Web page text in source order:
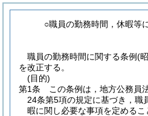
○職員の勤務時間，休暇等
職員の勤務時間に関する条例(
を改正する。
(目的)
第1条
この条例は，地方公務員
24条第5項の規定に基づき，職
暇に関し必要な事項を定めるこ